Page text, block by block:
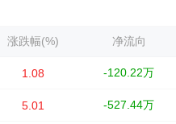
涨跌幅(%) 净流向
1.08 -120.22万
5.01 -527.44万